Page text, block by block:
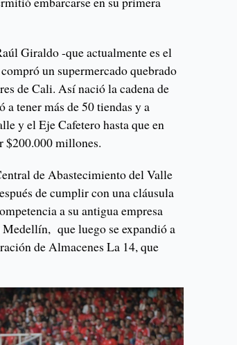
Giraldo -que actualmente es el
un supermercado quebrado
de Cali. Así nació la cadena de
a tener más de 50 tiendas y a
y el Eje Cafetero hasta que en
$200.000 millones.
de Abastecimiento del Valle
de cumplir con una cláusula
a su antigua empresa
que luego se expandió a
de Almacenes La 14, que